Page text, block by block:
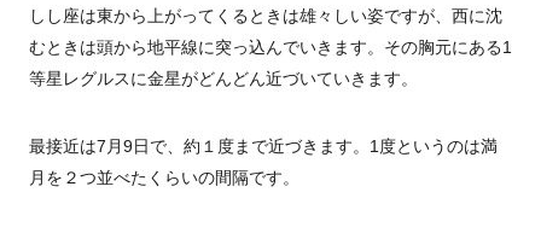
しし座は東から上がってくるときは雄々しい姿ですが、西に沈
むときは頭から地平線に突っ込んでいきます。その胸元にある1
等星レグルスに金星がどんどん近づいていきます。
最接近は7月9日で、約１度まで近づきます。1度というのは満
月を２つ並べたくらいの間隔です。